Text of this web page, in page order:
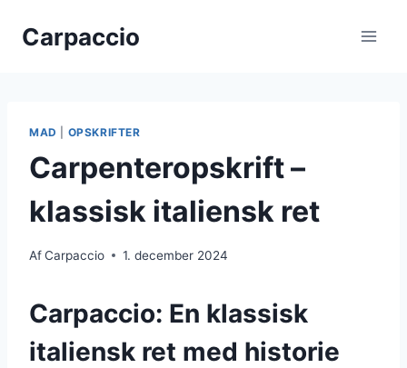
Carpaccio
MAD OPSKRIFTER
Carpenteropskrift –
klassisk italiensk ret
AfCarpaccio 1. december 2024
Carpaccio: En klassisk
italiensk ret med historie